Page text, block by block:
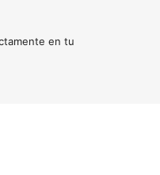
en tu